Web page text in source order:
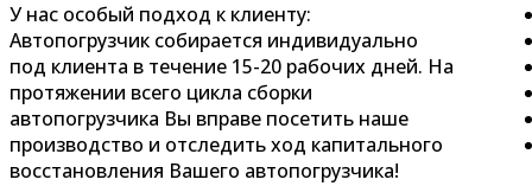
У нас особый подход к клиенту:
Автопогрузчик собирается индивидуально
под клиента в течение 15-20 рабочих дней. На
протяжении всего цикла сборки
автопогрузчика Вы вправе посетить наше
производство и отследить ход капитального
восстановления Вашего автопогрузчика!